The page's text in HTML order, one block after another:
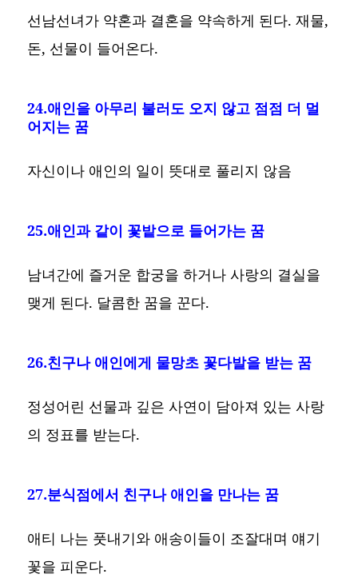
선남선녀가 약혼과 결혼을 약속하게 된다. 재물,
돈, 선물이 들어온다.
24.애인을 아무리 불러도 오지 않고 점점 더 멀
어지는 꿈
자신이나 애인의 일이 뜻대로 풀리지 않음
25.애인과 같이 꽃밭으로 들어가는 꿈
남녀간에 즐거운 합궁을 하거나 사랑의 결실을
맺게 된다. 달콤한 꿈을 꾼다.
26.친구나 애인에게 물망초 꽃다발을 받는 꿈
정성어린 선물과 깊은 사연이 담아져 있는 사랑
의 정표를 받는다.
27.분식점에서 친구나 애인을 만나는 꿈
애티 나는 풋내기와 애송이들이 조잘대며 얘기
꽃을 피운다.